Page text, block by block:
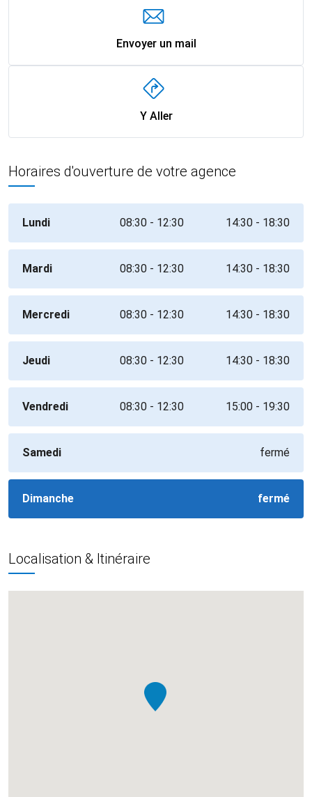
Envoyer un mail
Y Aller
Horaires d'ouverture de votre agence
Lundi 08:30 - 12:30 14:30 - 18:30
Mardi 08:30 - 12:30 14:30 - 18:30
Mercredi 08:30 - 12:30 14:30 - 18:30
Jeudi 08:30 - 12:30 14:30 - 18:30
Vendredi 08:30 - 12:30 15:00 - 19:30
Samedi fermé
Dimanche fermé
Localisation & Itinéraire